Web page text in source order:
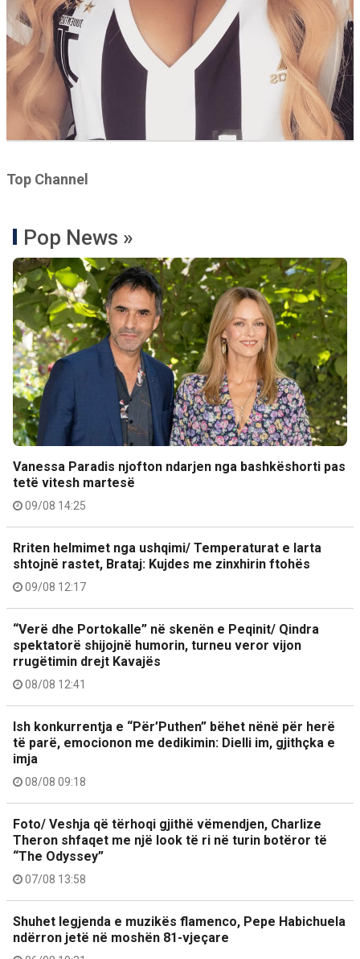
Top Channel
Pop News »
Vanessa Paradis njofton ndarjen nga bashkëshorti pas
tetë vitesh martesë
09/08 14:25
Rriten helmimet nga ushqimi/ Temperaturat e larta
shtojnë rastet, Brataj: Kujdes me zinxhirin ftohës
09/08 12:17
“Verë dhe Portokalle” në skenën e Peqinit/ Qindra
spektatorë shijojnë humorin, turneu veror vijon
rrugëtimin drejt Kavajës
08/08 12:41
Ish konkurrentja e “Për’Puthen” bëhet nënë për herë
të parë, emocionon me dedikimin: Dielli im, gjithçka e
imja
08/08 09:18
Foto/ Veshja që tërhoqi gjithë vëmendjen, Charlize
Theron shfaqet me një look të ri në turin botëror të
“The Odyssey”
07/08 13:58
Shuhet legjenda e muzikës flamenco, Pepe Habichuela
ndërron jetë në moshën 81-vjeçare